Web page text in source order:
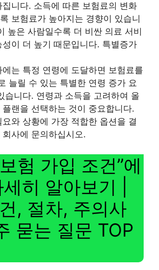
니다. 소득에 따른 보험료의 변화
보험료가 높아지는 경향이 있습니
높은 사람일수록 더 비싼 의료 서비
이 더 높기 때문입니다. 특별증가
는 특정 연령에 도달하면 보험료를
늘릴 수 있는 특별한 연령 증가 요
습니다. 연령과 소득을 고려하여 올
랜을 선택하는 것이 중요합니다.
와 상황에 가장 적합한 옵션을 결
사에 문의하십시오.
험 가입 조건”에
히 알아보기 |
, 절차, 주의사
묻는 질문 TOP